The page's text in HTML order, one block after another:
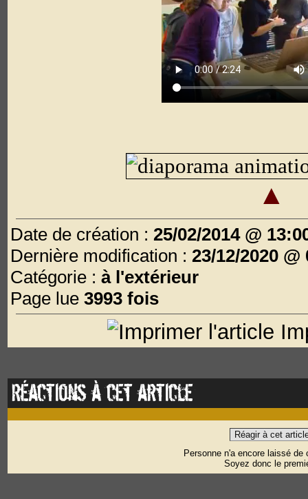
▲
Date de création : 25/02/2014 @
Dernière modification : 23/12/2020 @
Catégorie : à l'extérieur
Page lue 3993 fois
Réactions à cet article
Réagir à cet
Personne n'a encore laissé de
Soyez donc le